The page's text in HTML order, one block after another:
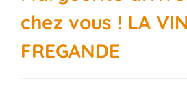
chez vous ! LA
FREGANDE